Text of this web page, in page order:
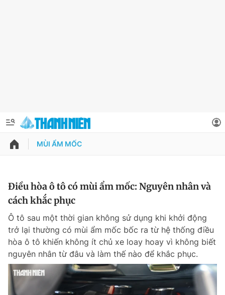
QUẢNG CÁO
Chuyên mục
Chuyên mục khác
Chào ngày mới Tin 24h
Tin thị trường Tin 360
Thông tin tài khoản
Đổi mật khẩu
Tin đã lưu
Tin đã xem
Đăng xuất
MÙI ẨM MỐC
Điều hòa ô tô có mùi ẩm mốc: Nguyên nhân và
cách khắc phục
Ô tô sau một thời gian không sử dụng khi khởi động
trở lại thường có mùi ẩm mốc bốc ra từ hệ thống điều
hòa ô tô khiến không ít chủ xe loay hoay vì không biết
nguyên nhân từ đâu và làm thế nào để khắc phục.